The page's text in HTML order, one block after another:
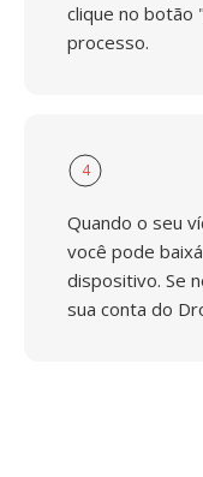
clique no botão
processo.
4
Quando o seu
você pode
dispositivo. Se
sua conta do